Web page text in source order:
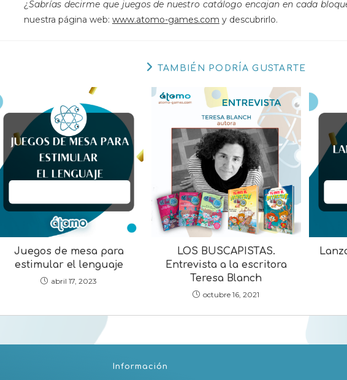
¿Sabrías decirme que juegos de nuestro catálogo encajan en cada
nuestra página web: www.atomo-games.com y descubrirlo.
TAMBIÉN PODRÍA GUSTARTE
Juegos de mesa para
estimular el lenguaje
abril 17, 2023
LOS BUSCAPISTAS.
Entrevista a la escritora
Teresa Blanch
octubre 16, 2021
Información